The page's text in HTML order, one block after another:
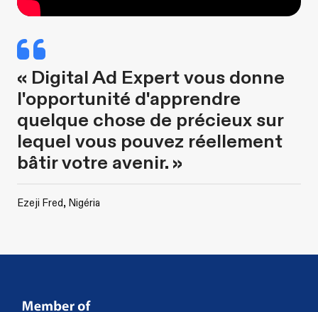
« Digital Ad Expert vous donne
l'opportunité d'apprendre
quelque chose de précieux sur
lequel vous pouvez réellement
bâtir votre avenir. »
Ezeji Fred, Nigéria